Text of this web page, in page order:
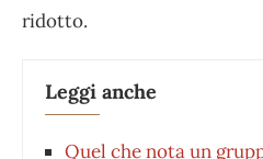
ridotto.
Leggi anche
Quel che nota un